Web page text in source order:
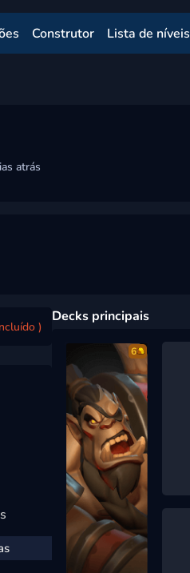
Construtor Lista de níveis
atrás
)
Decks principais
6